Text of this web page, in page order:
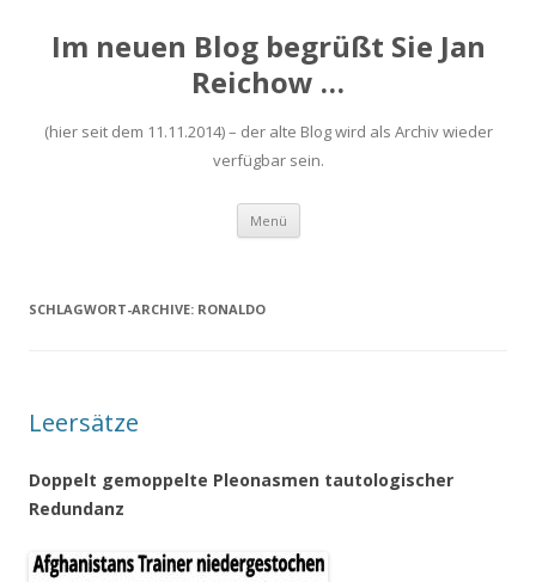
Im neuen Blog begrüßt Sie Jan
Reichow …
(hier seit dem 11.11.2014) – der alte Blog wird als Archiv wieder
verfügbar sein.
Menü Zum
springen
SCHLAGWORT-ARCHIVE: RONALDO
Leersätze
Doppelt gemoppelte Pleonasmen tautologischer
Redundanz